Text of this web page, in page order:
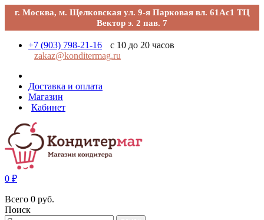
г. Москва, м. Щелковская ул. 9-я Парковая вл. 61Ас1 ТЦ
Вектор э. 2 пав. 7
+7 (903) 798-21-16
с 10 до 20 часов
zakaz@konditermag.ru
Доставка и оплата
Магазин
Кабинет
0 ₽
Всего 0 руб.
Поиск